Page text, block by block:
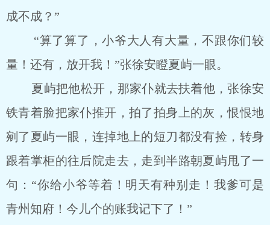
成不成？”
“算了算了，小爷大人有大量，不跟你们较
量！还有，放开我！”张徐安瞪夏屿一眼。
夏屿把他松开，那家仆就去扶着他，张徐安
铁青着脸把家仆推开，拍了拍身上的灰，恨恨地
剜了夏屿一眼，连掉地上的短刀都没有捡，转身
跟着掌柜的往后院走去，走到半路朝夏屿甩了一
句：“你给小爷等着！明天有种别走！我爹可是
青州知府！今儿个的账我记下了！”